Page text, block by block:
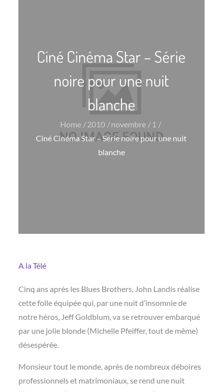
Ciné Cinéma Star – Série
noire pour une nuit
blanche
Home 2010 novembre
1
Ciné Cinéma Star – Série noire pour une nuit
blanche
A la Télé
Cinq ans après les Blues Brothers, John Landis réalise
cette folle équipée qui, par une nuit d’insomnie de
notre héros, Jeff Goldblum, va se retrouver embarqué
par une jolie blonde (Michelle Pfeiffer, tout de même)
désespérée.
Monsieur tout le monde, après de nombreux déboires
professionnels et matrimoniaux, se rend une nuit